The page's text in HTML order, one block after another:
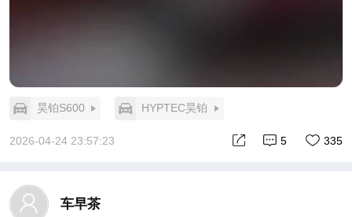
一台车真的为你考虑周全的时候，开车这件事，可以
#新公路之王奥迪E7X预售##奥迪E7X预售28.98万元
起
昊铂S600 HYPTEC昊铂
2026-04-24 23:57:23 335
5
车早茶